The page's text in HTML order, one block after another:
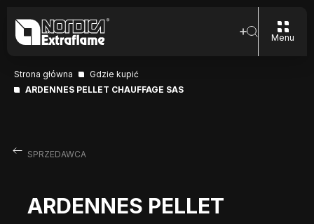
Menu
Strona główna
Gdzie kupić
ARDENNES PELLET CHAUFFAGE SAS
SPRZEDAWCA
ARDENNES PELLET